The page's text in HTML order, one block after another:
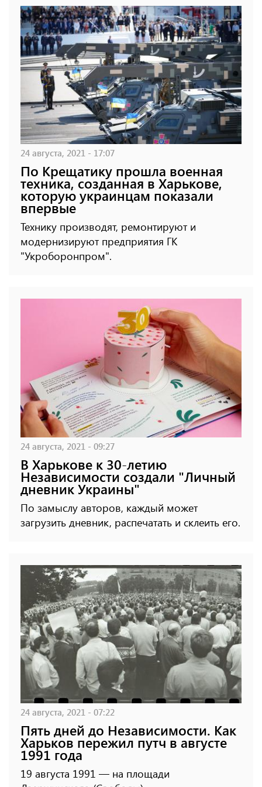
24 августа, 2021 - 17:07
По Крещатику прошла военная
техника, созданная в Харькове,
которую украинцам показали
впервые
Технику производят, ремонтируют и
модернизируют предприятия ГК
"Укроборонпром".
24 августа, 2021 - 09:27
В Харькове к 30-летию
Независимости создали "Личный
дневник Украины"
По замыслу авторов, каждый может
загрузить дневник, распечатать и склеить его.
24 августа, 2021 - 07:22
Пять дней до Независимости. Как
Харьков пережил путч в августе
1991 года
19 августа 1991 — на площади